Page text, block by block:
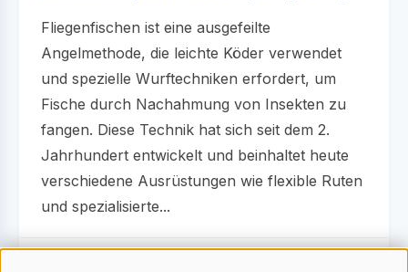
Fliegenfischen ist eine ausgefeilte
Angelmethode, die leichte Köder verwendet
und spezielle Wurftechniken erfordert, um
Fische durch Nachahmung von Insekten zu
fangen. Diese Technik hat sich seit dem 2.
Jahrhundert entwickelt und beinhaltet heute
verschiedene Ausrüstungen wie flexible Ruten
und spezialisierte...